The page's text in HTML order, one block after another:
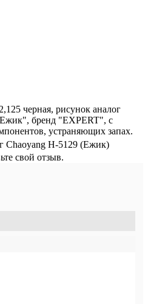
черная, рисунок аналог
бренд "EXPERT", с
устраняющих запах.
Chaoyang Н-5129 (Ежик)
свой отзыв.